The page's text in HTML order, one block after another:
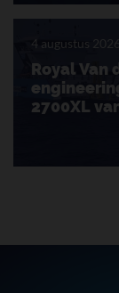
4 augustus 2026
Royal Van
2700XL